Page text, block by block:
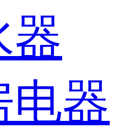
器
电器